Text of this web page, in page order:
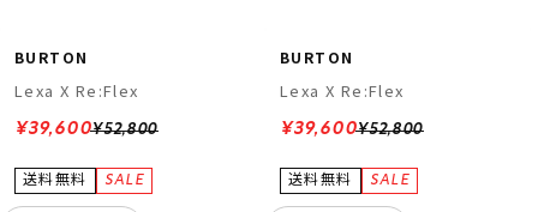
BURTON
Lexa X Re:Flex
¥52,800
¥39,600
BURTON
Lexa X Re:Flex
¥52,800
¥39,600